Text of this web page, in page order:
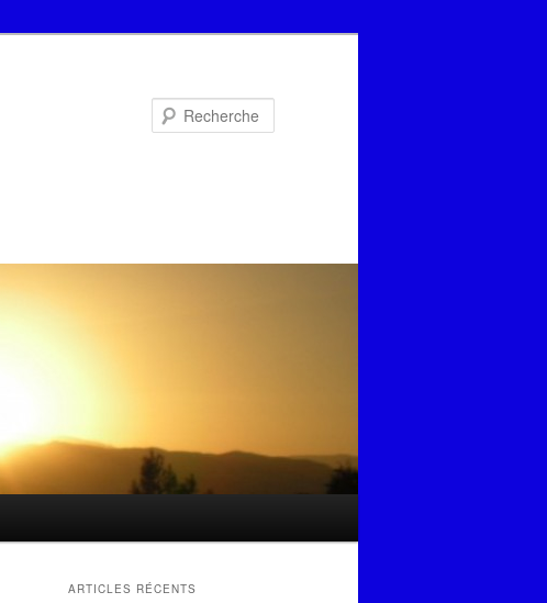
ARTICLES RÉCENTS